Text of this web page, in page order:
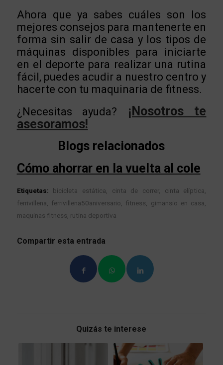
Ahora que ya sabes cuáles son los
mejores consejos para mantenerte en
forma sin salir de casa y los tipos de
máquinas disponibles para iniciarte
en el deporte para realizar una rutina
fácil, puedes acudir a nuestro centro y
hacerte con tu maquinaria de fitness.
¿Necesitas ayuda?
¡Nosotros te
asesoramos!
Blogs relacionados
Cómo ahorrar en la vuelta al cole
Etiquetas: bicicleta estática cinta de correr, cinta elíptica
ferrivillena
ferrivillena50aniversario fitness gimansio en casa
maquinas fitness rutina deportiva
Compartir esta entrada
Quizás te interese